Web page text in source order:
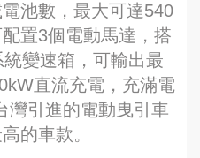
池數，最大可達540
置3個電動馬達，搭
變速箱，可輸出最
直流充電，充滿電
灣引進的電動曳引車
的車款。